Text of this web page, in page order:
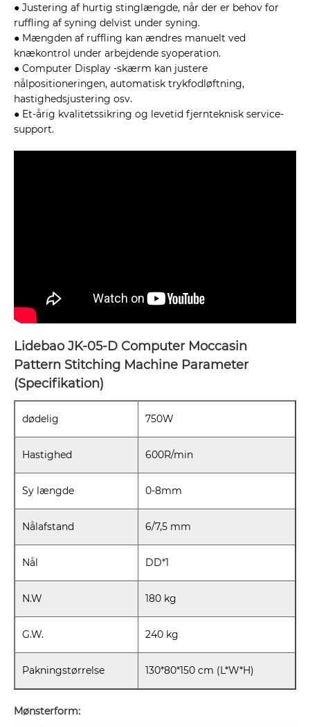
● Justering af hurtig stinglængde, når der er behov for
ruffling af syning delvist under syning.
● Mængden af ​​ruffling kan ændres manuelt ved
knækontrol under arbejdende syoperation.
● Computer Display -skærm kan justere
nålpositioneringen, automatisk trykfodløftning,
hastighedsjustering osv.
● Et-årig kvalitetssikring og levetid fjernteknisk service-
support.
Lidebao JK-05-D Computer Moccasin
Pattern Stitching Machine Parameter
(Specifikation)
dødelig 750W
Hastighed 600R/min
Sy længde 0-8mm
Nålafstand 6/7,5 mm
Nål DD*1
N.W 180 kg
G.W. 240 kg
Pakningstørrelse 130*80*150 cm (L*W*H)
Mønsterform: